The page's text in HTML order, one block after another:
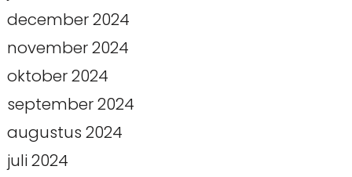
december 2024
november 2024
oktober 2024
september 2024
augustus 2024
juli 2024